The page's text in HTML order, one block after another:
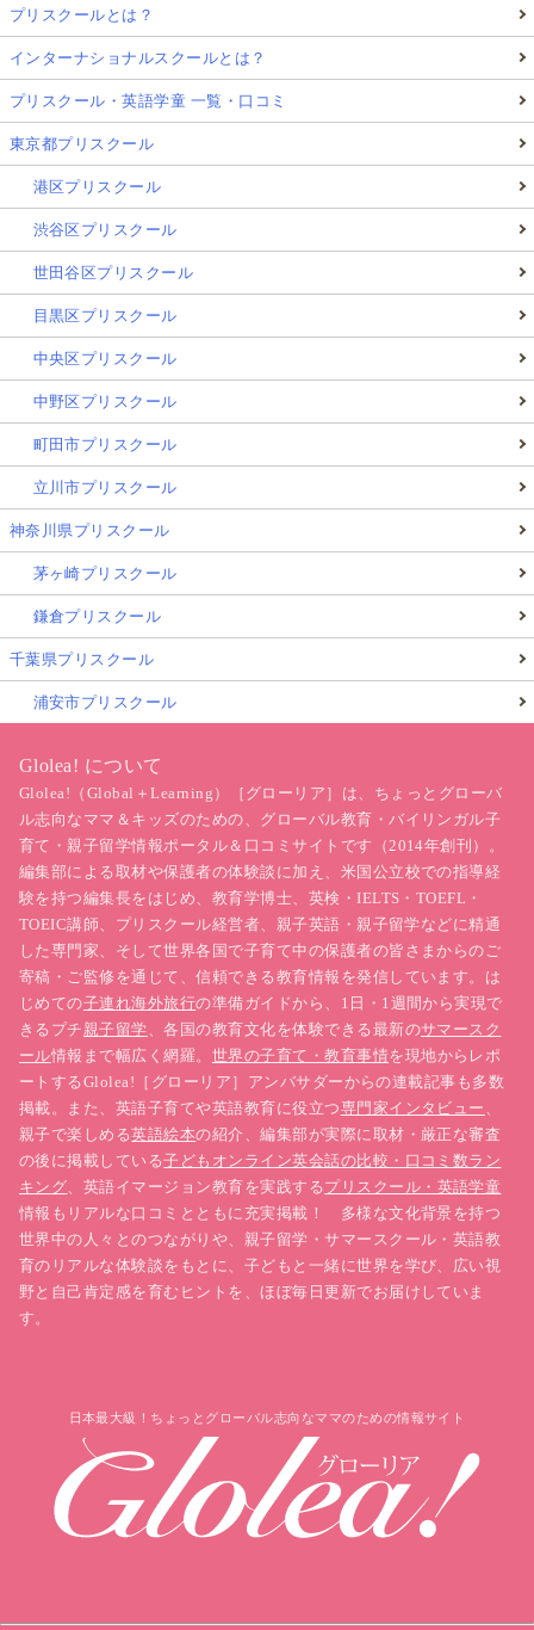
プリスクールとは？
インターナショナルスクールとは？
プリスクール・英語学童 一覧・口コミ
東京都プリスクール
港区プリスクール
渋谷区プリスクール
世田谷区プリスクール
目黒区プリスクール
中央区プリスクール
中野区プリスクール
町田市プリスクール
立川市プリスクール
神奈川県プリスクール
茅ヶ崎プリスクール
鎌倉プリスクール
千葉県プリスクール
浦安市プリスクール
Glolea! について
Glolea!（Global＋Learning）［グローリア］は、ちょっとグローバ
ル志向なママ＆キッズのための、グローバル教育・バイリンガル子
育て・親子留学情報ポータル＆口コミサイトです（2014年創刊）。
編集部による取材や保護者の体験談に加え、米国公立校での指導経
験を持つ編集長をはじめ、教育学博士、英検・IELTS・TOEFL・
TOEIC講師、プリスクール経営者、親子英語・親子留学などに精通
した専門家、そして世界各国で子育て中の保護者の皆さまからのご
寄稿・ご監修を通じて、信頼できる教育情報を発信しています。は
じめての子連れ海外旅行の準備ガイドから、1日・1週間から実現で
きるプチ 親子留学 、各国の教育文化を体験できる最新のサマースク
ール情報まで幅広く網羅。 世界の子育て・教育事情を現地からレポ
ートするGlolea!［グローリア］アンバサダーからの連載記事も多数
掲載。また、英語子育てや英語教育に役立つ専門家インタビュー
親子で楽しめる英語絵本の紹介、編集部が実際に取材・厳正な審査
の後に掲載している子どもオンライン英会話の比較・口コミ数ラン
キング 、英語イマージョン教育を実践するプリスクール・英語学童
情報もリアルな口コミとともに充実掲載！ 多様な文化背景を持つ
世界中の人々とのつながりや、親子留学・サマースクール・英語教
育のリアルな体験談をもとに、子どもと一緒に世界を学び、広い視
野と自己肯定感を育むヒントを、ほぼ毎日更新でお届けしていま
す。
日本最大級！ちょっとグローバル志向なママのための情報サイト